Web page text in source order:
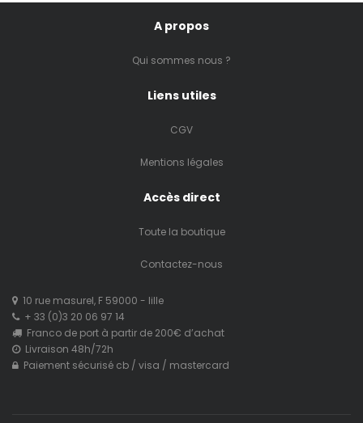
A propos
Qui sommes nous ?
Liens utiles
CGV
Mentions légales
Accès direct
Toute la boutique
Contactez-nous
10 rue masurel, F 59000 - lille
+ 33 (0)3 20 06 97 14
Franco de port à partir de 200€ d’achat
Livraison 48h/72h
Paiement sécurisé cb / visa / mastercard